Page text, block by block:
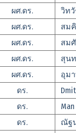
ผศ.ดร.
วิท
ผศ.ดร.
สม
ผศ.ดร.
สม
ผศ.ดร.
สุน
ผศ.ดร.
อุม
ดร.
ดร.
Man
ดร.
ณัฐ